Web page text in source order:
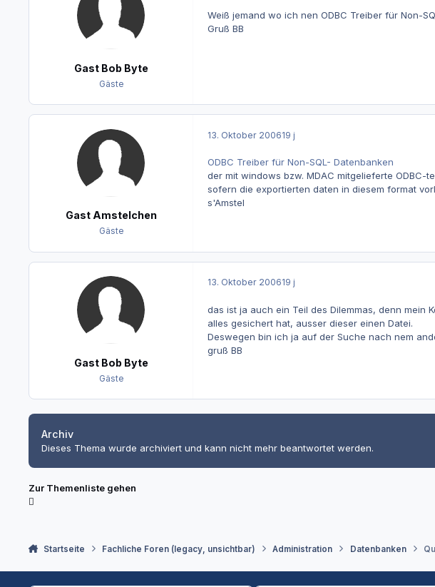
Gast Bob Byte
Gäste
Weiß jemand wo ich nen ODBC Treiber für Non-
Gruß BB
Gast Amstelchen
Gäste
13. Oktober 200619 j
ODBC Treiber für Non-SQL- Datenbanken
der mit windows bzw. MDAC mitgelieferte ODBC-
sofern die exportierten daten in diesem format
s'Amstel
Gast Bob Byte
Gäste
13. Oktober 200619 j
das ist ja auch ein Teil des Dilemmas, denn mein
alles gesichert hat, ausser dieser einen Datei.
Deswegen bin ich ja auf der Suche nach nem
gruß BB
Archiv
Dieses Thema wurde archiviert und kann nicht mehr beantwortet werden.
Zur Themenliste gehen
Startseite Fachliche Foren (legacy, unsichtbar) Administration Datenbanken